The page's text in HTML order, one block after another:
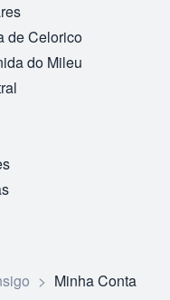
de Celorico
do Mileu
> Minha Conta